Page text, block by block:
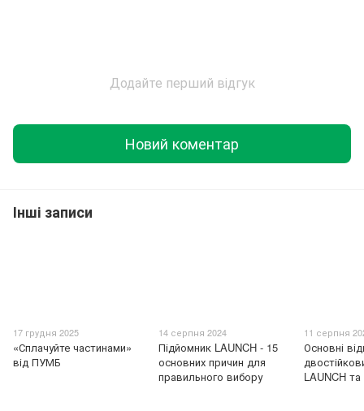
Додайте перший відгук
Новий коментар
Інші записи
17 грудня 2025
«Сплачуйте частинами»
від ПУМБ
14 серпня 2024
Підйомник LAUNCH - 15
основних причин для
правильного вибору
11 серпня
Основні
LAUNCH